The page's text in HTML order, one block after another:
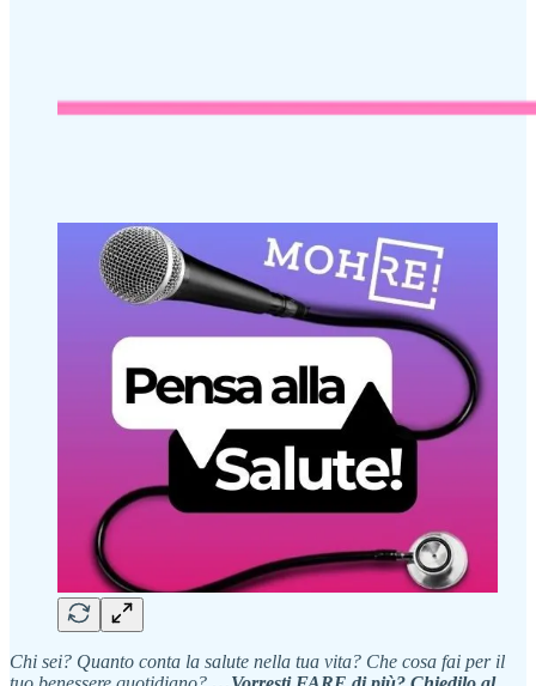
Chi sei? Quanto conta la salute nella tua vita? Che cosa fai per il